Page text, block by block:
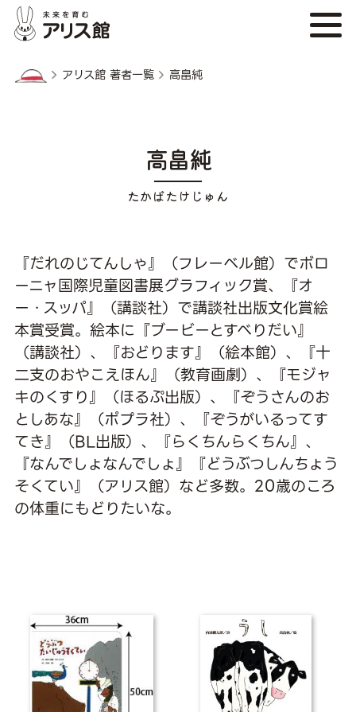
アリス館 著者一覧 高畠純
高畠純
『だれのじてんしゃ』（フレーベル館）でボロ
ーニャ国際児童図書展グラフィック賞、『オ
ー・スッパ』（講談社）で講談社出版文化賞絵
本賞受賞。絵本に『ブービーとすべりだい』
（講談社）、『おどります』（絵本館）、『十
二支のおやこえほん』（教育画劇）、『モジャ
キのくすり』（ほるぷ出版）、『ぞうさんのお
としあな』（ポプラ社）、『ぞうがいるってす
てき』（BL出版）、『らくちんらくちん』、
『なんでしょなんでしょ』『どうぶつしんちょう
そくてい』（アリス館）など多数。20歳のころ
の体重にもどりたいな。